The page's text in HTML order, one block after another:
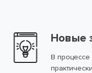
Новые
В процессе